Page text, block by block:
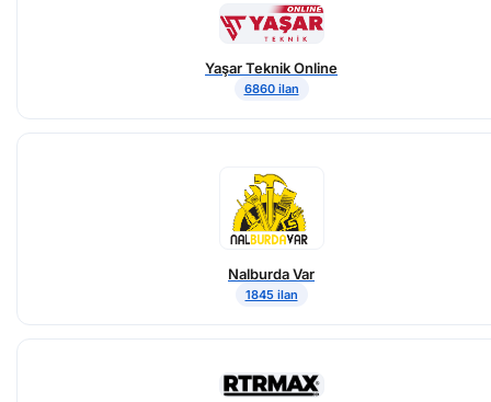
Yaşar Teknik Online
6860 ilan
Nalburda Var
1845 ilan